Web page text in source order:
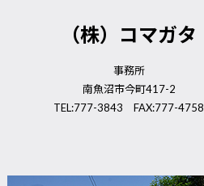
（株）コマガタ
事務所
南魚沼市今町417-2
TEL:777-3843 FAX:777-4758